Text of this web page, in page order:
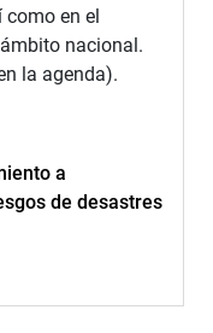
como en el
nacional.
la agenda).
a
de desastres